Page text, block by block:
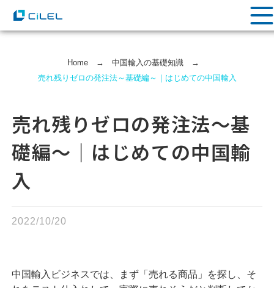
Home→ 中国輸⼊の基礎知識→
売れ残りゼロの発注法～基礎編～｜はじめての中国輸入
売れ残りゼロの発注法～基
礎編～｜はじめての中国輸
入
2022/10/20
中国輸入ビジネスでは、まず「売れる商品」を探し、そ